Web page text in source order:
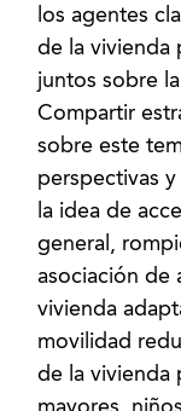
los agentes
de la vivienda
juntos sobre
Compartir
sobre este
perspectivas
la idea de
general,
asociación de
vivienda
movilidad
de la vivienda